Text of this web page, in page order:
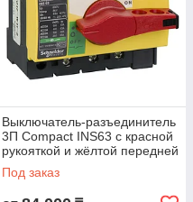
Выключатель-разъединитель
3П Compact INS63 с красной
рукояткой и жёлтой передней
панелью 28918
Под заказ